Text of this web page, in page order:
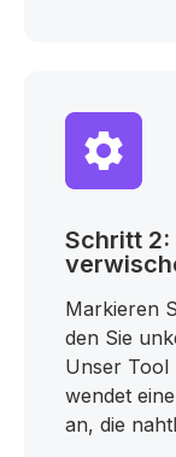
Schritt 2:
Markieren
den Sie
Unser Tool
wendet
an, die